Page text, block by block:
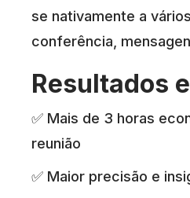
se nativamente a
conferência,
Resultados
✅ Mais de 3 horas
reunião
✅ Maior precisão e